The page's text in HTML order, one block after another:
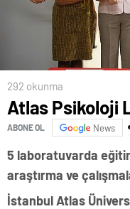
292 okunma
Atlas Psikoloji
ABONE OL News
5 laboratuvarda
araştırma ve
İstanbul Atlas